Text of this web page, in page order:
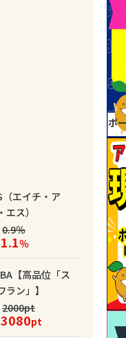
（エイチ・ア
エス）
0.9％
1.1％
【高品位「ス
ラン」】
2000pt
3080pt
ボ